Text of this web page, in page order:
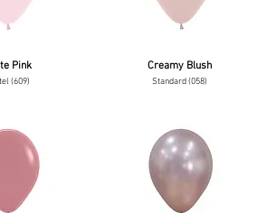
Pink
(609)
Creamy Blush
Standard (058)